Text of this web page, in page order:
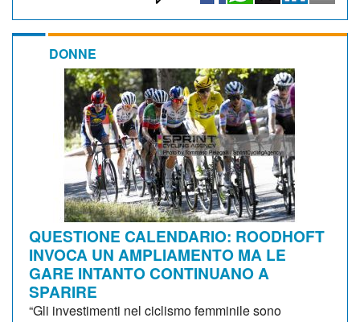
DONNE
QUESTIONE CALENDARIO: ROODHOFT
INVOCA UN AMPLIAMENTO MA LE
GARE INTANTO CONTINUANO A
SPARIRE
“Gli investimenti nel ciclismo femminile sono